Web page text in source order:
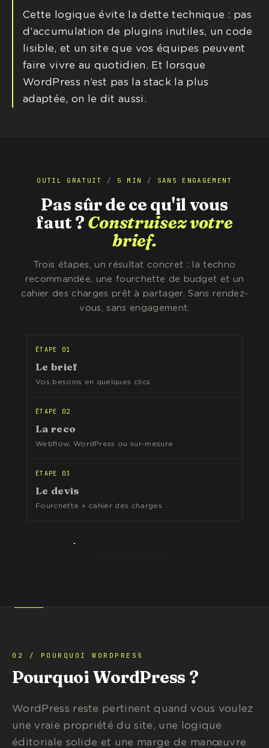
Cette logique évite la dette technique : pas
d’accumulation de plugins inutiles, un code
lisible, et un site que vos équipes peuvent
faire vivre au quotidien. Et lorsque
WordPress n’est pas la stack la plus
adaptée, on le dit aussi.
OUTIL GRATUIT / 5 MIN / SANS ENGAGEMENT
Pas sûr de ce qu'il vous
faut ? Construisez votre
brief.
Trois étapes, un résultat concret : la techno
recommandée, une fourchette de budget et un
cahier des charges prêt à partager. Sans rendez-
vous, sans engagement.
ÉTAPE 01
Le brief
Vos besoins en quelques clics
ÉTAPE 02
La reco
Webflow, WordPress ou sur-mesure
ÉTAPE 03
Le devis
Fourchette + cahier des charges
02 / POURQUOI WORDPRESS
Pourquoi WordPress ?
WordPress reste pertinent quand vous voulez
une vraie propriété du site, une logique
éditoriale solide et une marge de manœuvre